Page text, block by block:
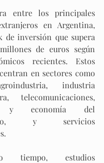
entre los principales
en Argentina,
de inversión que supera
de euros según
recientes. Estos
en sectores como
industria
telecomunicaciones,
y economía del
y servicios
tiempo, estudios